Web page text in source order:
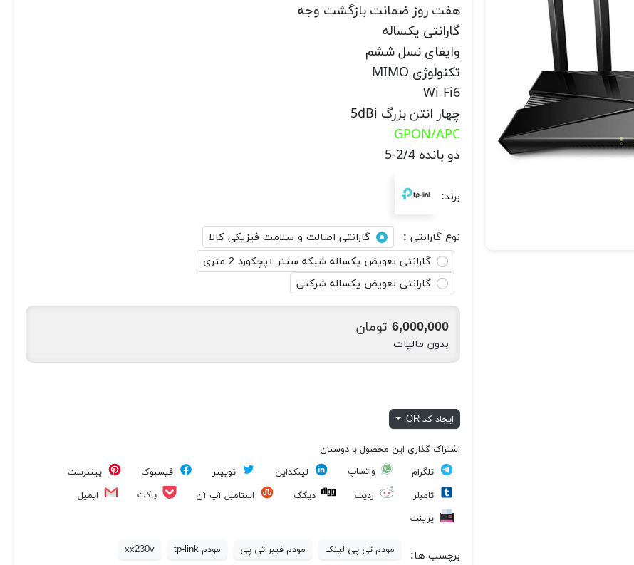
هفت روز ضمانت بازگشت وجه
گارانتی یکساله
وایفای نسل ششم
تکنولوژی MIMO
Wi-Fi6
چهار انتن بزرگ 5dBi
GPON/APC
دو بانده 2/4-5
برند:
نوع گارانتی :
گارانتی اصالت و سلامت فیزیکی کالا
گارانتی تعویض یکساله شبکه سنتر +پچکورد 2 متری
گارانتی تعویض یکساله شرکتی
6,000,000 تومان
بدون مالیات
ایجاد کد QR
اشتراک گذاری این محصول با دوستان
تلگرام
واتساپ لینکداین توییتر فیسبوک
پینترست
تامبلر
ردیت دیگگ استامبل آپ آن پاکت
ایمیل
پرینت
برچسب ها: مودم تی پی لینک مودم فیبر تی پی مودم tp-link
xx230v